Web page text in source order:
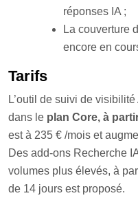
réponses IA ;
La couverture
encore en
Tarifs
L’outil de suivi de
dans le plan Core, à
est à 235 € /mois et
Des add-ons Recherche
volumes plus élevés, à
de 14 jours est proposé.